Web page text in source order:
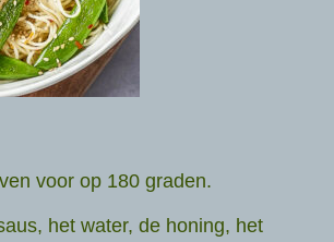
voor op 180 graden.
het water, de honing, het